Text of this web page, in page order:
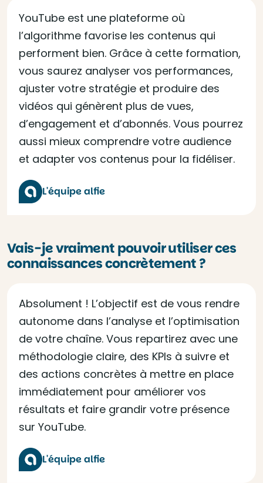
YouTube est une plateforme où
l’algorithme favorise les contenus qui
performent bien. Grâce à cette formation,
vous saurez analyser vos performances,
ajuster votre stratégie et produire des
vidéos qui génèrent plus de vues,
d’engagement et d’abonnés. Vous pourrez
aussi mieux comprendre votre audience
et adapter vos contenus pour la fidéliser.
L'équipe alfie
Vais-je vraiment pouvoir utiliser ces
connaissances concrètement ?
Absolument ! L’objectif est de vous rendre
autonome dans l’analyse et l’optimisation
de votre chaîne. Vous repartirez avec une
méthodologie claire, des KPIs à suivre et
des actions concrètes à mettre en place
immédiatement pour améliorer vos
résultats et faire grandir votre présence
sur YouTube.
L'équipe alfie